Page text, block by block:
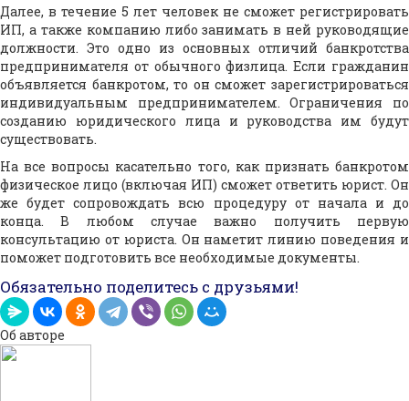
Далее, в течение 5 лет человек не сможет регистрировать
ИП, а также компанию либо занимать в ней руководящие
должности. Это одно из основных отличий банкротства
предпринимателя от обычного физлица. Если гражданин
объявляется банкротом, то он сможет зарегистрироваться
индивидуальным предпринимателем. Ограничения по
созданию юридического лица и руководства им будут
существовать.
На все вопросы касательно того, как признать банкротом
физическое лицо (включая ИП) сможет ответить юрист. Он
же будет сопровождать всю процедуру от начала и до
конца. В любом случае важно получить первую
консультацию от юриста. Он наметит линию поведения и
поможет подготовить все необходимые документы.
Обязательно поделитесь с друзьями!
Об авторе